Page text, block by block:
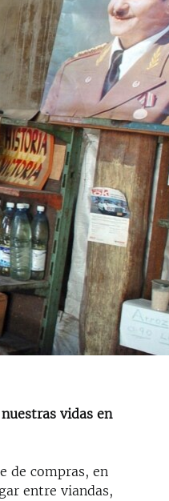
vidas en
de compras, en
entre viandas,